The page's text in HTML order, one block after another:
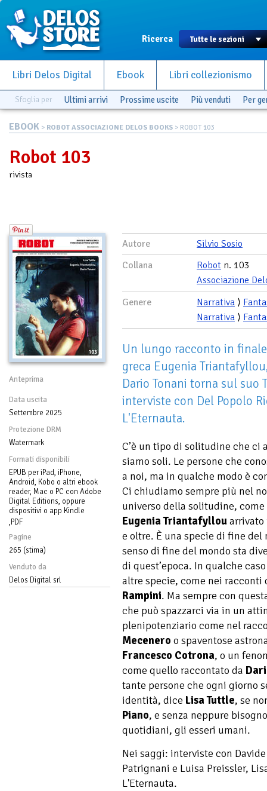
Ricerca
Libri Delos Digital Ebook Libri collezionismo
Sfoglia per Ultimi arrivi Prossime uscite Più venduti Per
EBOOK > ROBOT ASSOCIAZIONE DELOS BOOKS > ROBOT 103
Robot 103
rivista
Anteprima
Data uscita
Settembre 2025
Protezione DRM
Watermark
Formati disponibili
EPUB per iPad, iPhone,
Android, Kobo o altri ebook
reader, Mac o PC con Adobe
Digital Editions, oppure
dispositivi o app Kindle
,PDF
Pagine
265 (stima)
Venduto da
Delos Digital srl
Autore
Silvio Sosio
Collana
Robot n. 103
Associazione
Genere
Narrativa ⟩
Narrativa ⟩
Un lungo racconto in
greca Eugenia
Dario Tonani torna sul suo
interviste con Del Popolo
L'Eternauta.
C’è un tipo di solitudine che ci
siamo soli. Le persone che
a noi, ma in qualche modo è
Ci chiudiamo sempre più nel
universo della solitudine,
Eugenia Triantafyllou
e oltre. È una specie di fine
senso di fine del mondo sta
di quest’epoca. In qualche
altre specie, come nei
Rampini. Ma sempre con
che può spazzarci via in un
plenipotenziario come nel
Mecenero o spaventose
Francesco Cotrona, o un
come quello raccontato da
tante persone che ogni giorno
identità, dice Lisa Tuttle, se
Piano, e senza neppure
quotidiani, gli esseri umani.
Nei saggi: interviste con
Patrignani e Luisa Preissler,
L'Eternauta.